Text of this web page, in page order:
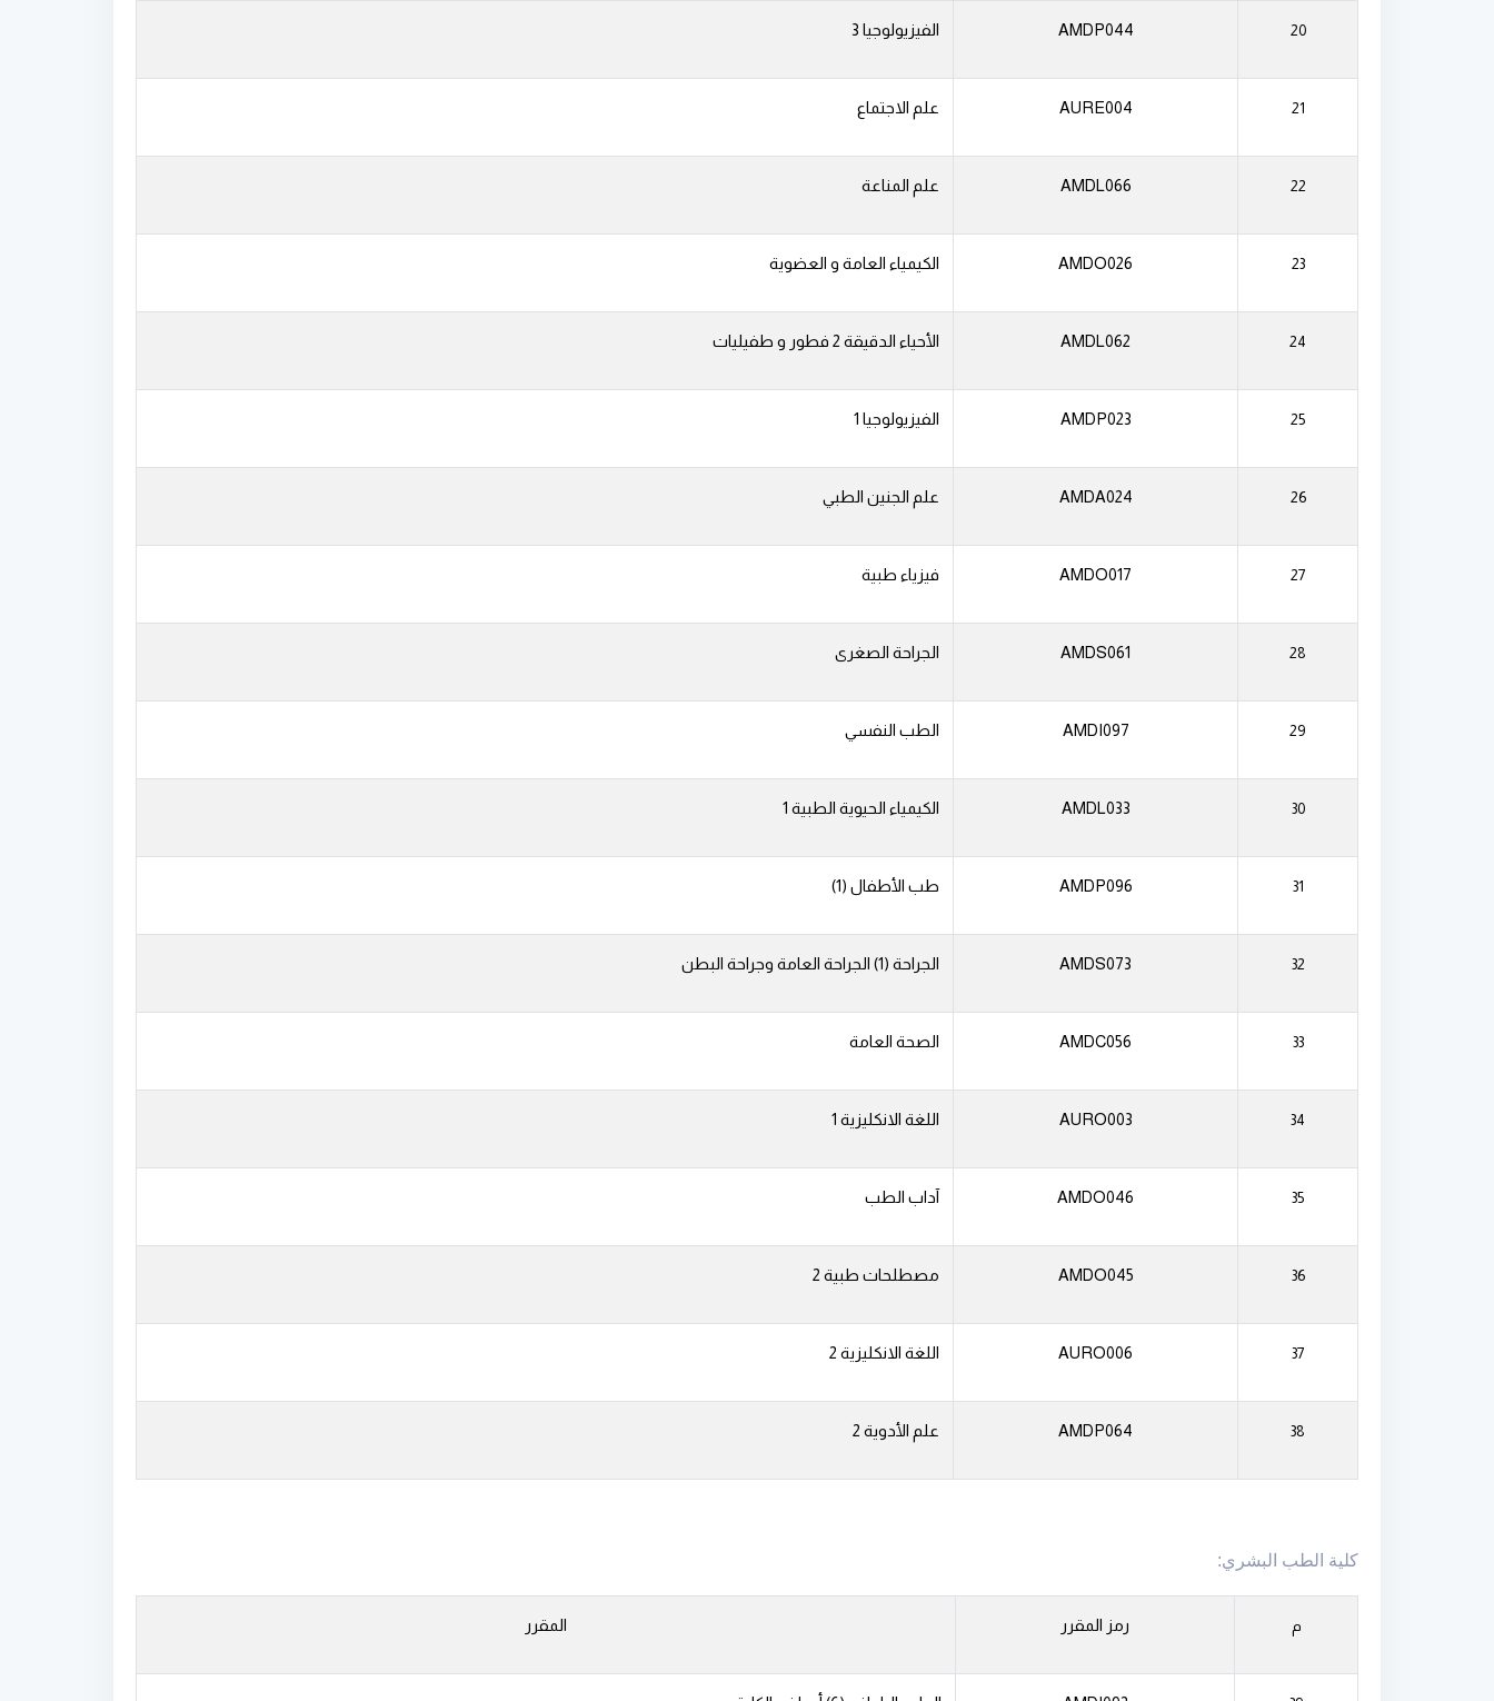
20
AMDP044 الفيزيولوجيا 3
21
AURE004 علم الاجتماع
22
AMDL066 علم المناعة
23
AMDO026 الكيمياء العامة و العضوية
24
AMDL062 الأحياء الدقيقة 2 فطور و طفيليات
25
AMDP023 الفيزيولوجيا 1
26
AMDA024 علم الجنين الطبي
27
AMDO017 فيزياء طبية
28
AMDS061 الجراحة الصغرى
29
AMDI097 الطب النفسي
30
AMDL033 الكيمياء الحيوية الطبية 1
31
AMDP096 طب الأطفال (1)
32
AMDS073 الجراحة (1) الجراحة العامة وجراحة البطن
33
AMDC056 الصحة العامة
34
AURO003 اللغة الانكليزية 1
35
AMDO046 آداب الطب
36
AMDO045 مصطلحات طبية 2
37
AURO006 اللغة الانكليزية 2
38
AMDP064 علم الأدوية 2
كلية الطب البشري:
م رمز المقرر المقرر